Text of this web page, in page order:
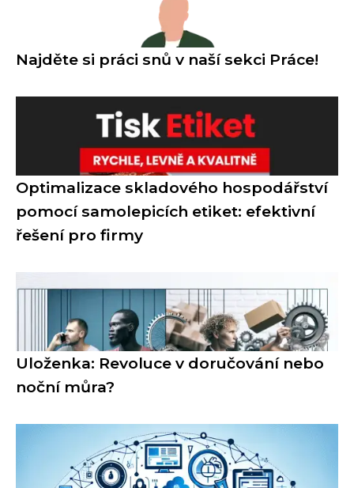
Najděte si práci snů v naší sekci Práce!
Optimalizace skladového hospodářství
pomocí samolepicích etiket: efektivní
řešení pro firmy
Uloženka: Revoluce v doručování nebo
noční můra?